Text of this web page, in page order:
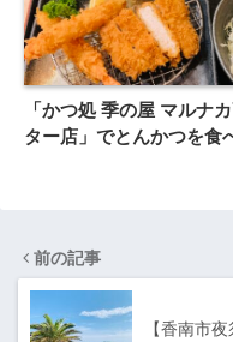
「かつ処 季の屋 マルナ
ター店」でとんかつを食
前の記事
【香南市